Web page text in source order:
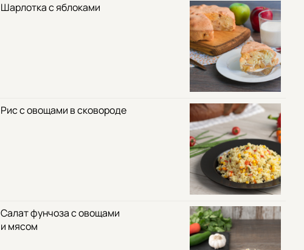
Шарлотка с яблоками
Рис с овощами в сковороде
Салат фунчоза с овощами
и мясом